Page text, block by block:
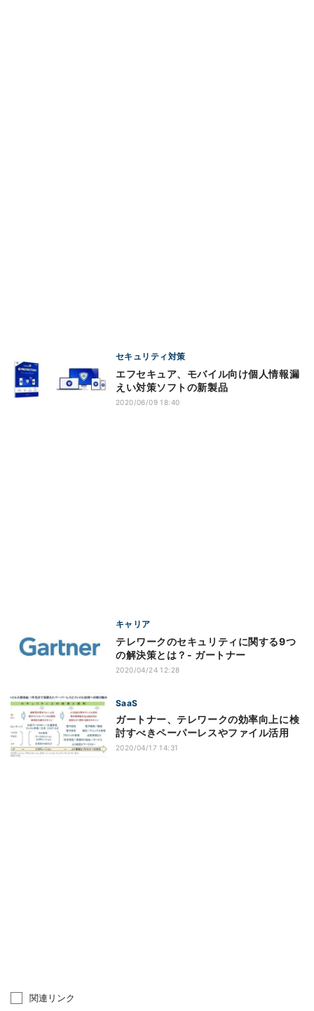
セキュリティ対策
エフセキュア、モバイル向け個人情報漏
えい対策ソフトの新製品
2020/06/09 18:40
キャリア
テレワークのセキュリティに関する9つ
の解決策とは？- ガートナー
2020/04/24 12:28
SaaS
ガートナー、テレワークの効率向上に検
討すべきペーパーレスやファイル活用
2020/04/17 14:31
関連リンク